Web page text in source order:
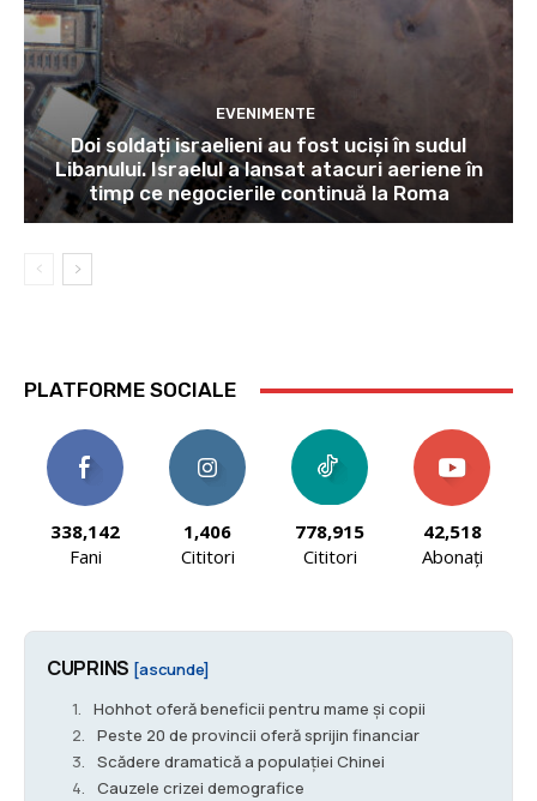
EVENIMENTE
Doi soldați israelieni au fost uciși în sudul
Libanului. Israelul a lansat atacuri aeriene în
timp ce negocierile continuă la Roma
PLATFORME SOCIALE
338,142
Fani
1,406
Cititori
778,915
Cititori
42,518
Abonați
CUPRINS [ascunde]
Hohhot oferă beneficii pentru mame și copii
Peste 20 de provincii oferă sprijin financiar
Scădere dramatică a populației Chinei
Cauzele crizei demografice